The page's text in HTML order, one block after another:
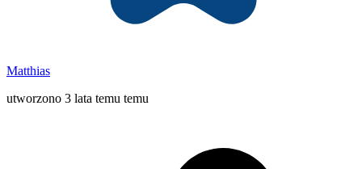
Matthias
utworzono 3 lata temu temu